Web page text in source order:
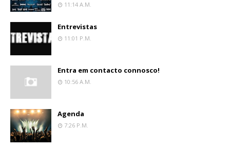
11:14 A.m.
Entrevistas
11:01 P.m.
Entra em contacto connosco!
10:56 A.m.
Agenda
7:26 P.m.